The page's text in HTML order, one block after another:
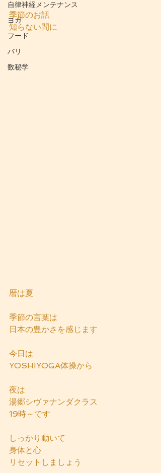
自律神経メンテナンス
ヨガ
フード
バリ
数秘学
季節のお話
知らない間に
暦は夏
季節の言葉は
日本の豊かさを感じます
今日は
YOSHIYOGA体操から
夜は
湯郷シヴァナンダクラス
19時～です
しっかり動いて
身体と心
リセットしましょう